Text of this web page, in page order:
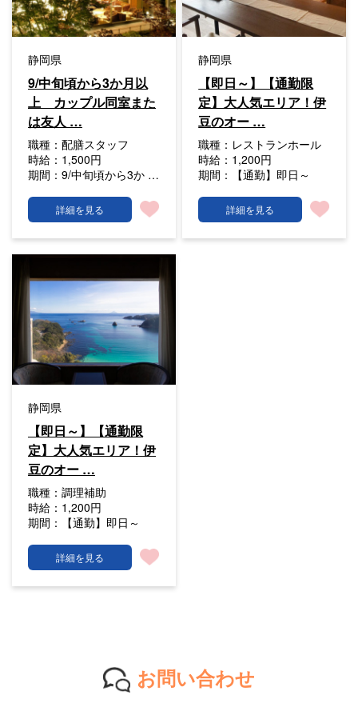
静岡県
9/中旬頃から3か月以
上 カップル同室また
は友人 …
職種： 配膳スタッフ
時給： 1,500円
期間： 9/中旬頃から3か …
詳細を見る
静岡県
【即日～】【通勤限
定】大人気エリア！伊
豆のオー …
職種： レストランホール
時給： 1,200円
期間：
【通勤】即日～
詳細を見る
静岡県
【即日～】【通勤限
定】大人気エリア！伊
豆のオー …
職種： 調理補助
時給： 1,200円
期間：
【通勤】即日～
詳細を見る
お問い合わせ